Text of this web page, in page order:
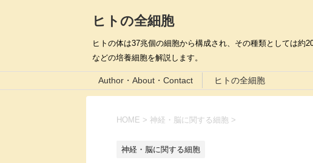
ヒトの全細胞
ヒトの体は37兆個の細胞から構成され、その種類としては約
などの培養細胞を解説します。
Author・About・Contact ヒトの全細胞
HOME > 神経・脳に関する細胞 >
神経・脳に関する細胞